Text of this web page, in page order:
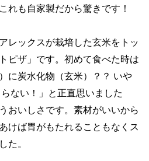
れも自家製だから驚きです！
レックスが栽培した玄米をトッ
ピザ」です。初めて食べた時は
に炭水化物（玄米）？？ いや
ない！」と正直思いました
おいしさです。素材がいいから
けば胃がもたれることもなくス
た。